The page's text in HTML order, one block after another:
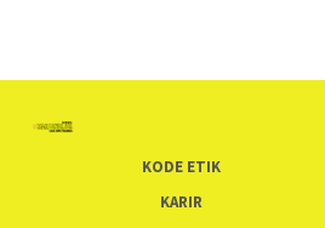
KODE ETIK
KARIR